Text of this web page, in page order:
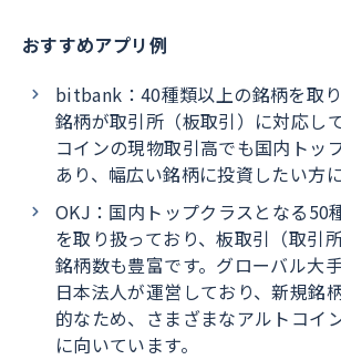
おすすめアプリ例
bitbank：40種類以上の銘柄を取
銘柄が取引所（板取引）に対応し
コインの現物取引高でも国内トッ
あり、幅広い銘柄に投資したい方
OKJ：国内トップクラスとなる50
を取り扱っており、板取引（取引
銘柄数も豊富です。グローバル大
日本法人が運営しており、新規銘
的なため、さまざまなアルトコイ
に向いています。